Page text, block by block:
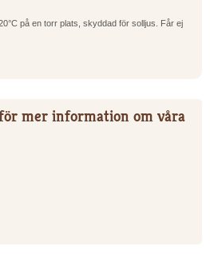
på en torr plats, skyddad för solljus. Får ej
mer information om våra